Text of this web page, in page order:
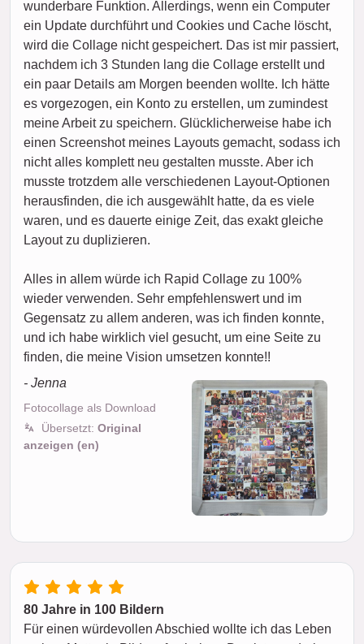
wunderbare Funktion. Allerdings, wenn ein Computer
ein Update durchführt und Cookies und Cache löscht,
wird die Collage nicht gespeichert. Das ist mir passiert,
nachdem ich 3 Stunden lang die Collage erstellt und
ein paar Details am Morgen beenden wollte. Ich hätte
es vorgezogen, ein Konto zu erstellen, um zumindest
meine Arbeit zu speichern. Glücklicherweise habe ich
einen Screenshot meines Layouts gemacht, sodass ich
nicht alles komplett neu gestalten musste. Aber ich
musste trotzdem alle verschiedenen Layout-Optionen
herausfinden, die ich ausgewählt hatte, da es viele
waren, und es dauerte einige Zeit, das exakt gleiche
Layout zu duplizieren.
Alles in allem würde ich Rapid Collage zu 100%
wieder verwenden. Sehr empfehlenswert und im
Gegensatz zu allem anderen, was ich finden konnte,
und ich habe wirklich viel gesucht, um eine Seite zu
finden, die meine Vision umsetzen konnte!!
- Jenna
Fotocollage als Download
Übersetzt: Original
anzeigen (en)
80 Jahre in 100 Bildern
Für einen würdevollen Abschied wollte ich das Leben